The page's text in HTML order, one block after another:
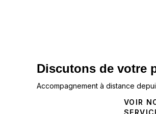
Discutons de votre
Accompagnement à distance
VOIR